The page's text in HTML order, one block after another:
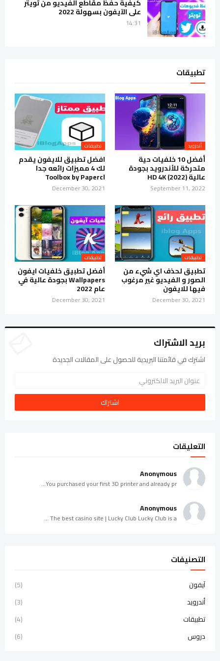
كيفية حفظ مقاطع الفيديو من تويتر
على الآيفون بسهولة 2022
14:31
تطبيقات
أندرويد
أفضل 10 خلفيات حية
متحركة للأندرويد بجودة
عالية (2022) HD 4K
September 11, 2022
تطبيقات
افضل تطبيق للايفون يقدم
لك 4 مميزات رائعه جدا
Toolbox by Papercl
December 30, 2021
تطبيقات
تطبيق لحذف اي شيء من
الصور و الفيديو غير مرغوب
فيها للايفون
December 30, 2021
تطبيقات
أفضل تطبيق خلفيات ايفون
Wallpapers بجودة عالية في
عام 2022
December 30, 2021
بريد الاشتراك
اشترك في قائمتنا البريدية للحصول على المقالات الجديدة
التعليقات
Anonymous
You purchased your first 3D printer and already pr...
Anonymous
The best casino site | Lucky Club Lucky Club is a ...
التصنيفات
آيفون
(5)
أندرويد
(3)
تطبيقات
(4)
دروس
(6)